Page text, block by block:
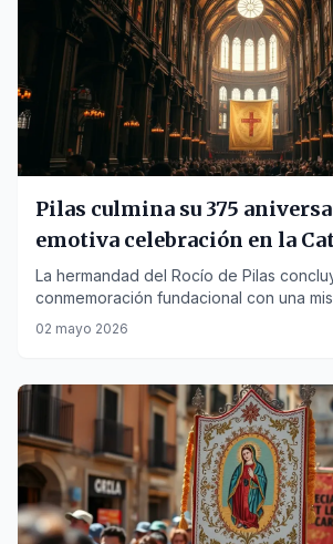
Pilas culmina su 375
emotiva celebración en la
Sevilla
La hermandad del Rocío de Pilas
conmemoración fundacional con una
recorrido por el casco antiguo de la
02 mayo 2026